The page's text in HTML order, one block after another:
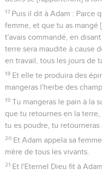
17 Puis il dit à Adam : Parce
femme, et que tu as
t'avais commandé, en
terre sera maudite à cause
en travail, tous les jours de
18 Et elle te produira des
mangeras l'herbe des
19 Tu mangeras le pain à la
que tu retournes en la
tu es poudre, tu retourneras
20 Et Adam appela sa
mère de tous les vivants.
21 Et l'Eternel Dieu fit à